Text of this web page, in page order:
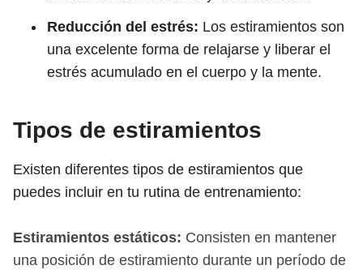
Reducción del estrés: Los estiramientos son
una excelente forma de relajarse y liberar el
estrés acumulado en el cuerpo y la mente.
Tipos de estiramientos
Existen diferentes tipos de estiramientos que
puedes incluir en tu rutina de entrenamiento:
Estiramientos estáticos: Consisten en mantener
una posición de estiramiento durante un período de